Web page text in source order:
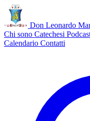
Don Leonardo
Chi sono Catechesi
Calendario Contatti